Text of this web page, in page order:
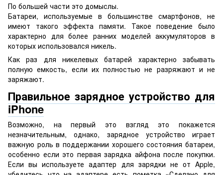
По большей части это домыслы.
Батареи, используемые в большинстве смартфонов, не
имеют такого эффекта памяти. Такое поведение было
характерно для более ранних моделей аккумуляторов в
которых использовался никель.
Как раз для никелевых батарей характерно забывать
полную емкость, если их полностью не разряжают и не
заряжают.
Правильное зарядное устройство для
iPhone
Возможно, на первый это взгляд это покажется
незначительным, однако, зарядное устройство играет
важную роль в поддержании хорошего состояния батареи,
особенно если это первая зарядка айфона после покупки.
Если вы используете адаптер для зарядки не от Apple,